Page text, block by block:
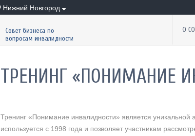
Нижний Новгород
Совет бизнеса по
вопросам инвалидности
О
ТРЕНИНГ «ПОНИМАНИЕ
Тренинг «Понимание инвалидности» является уникальной
используется с 1998 года и позволяет участникам